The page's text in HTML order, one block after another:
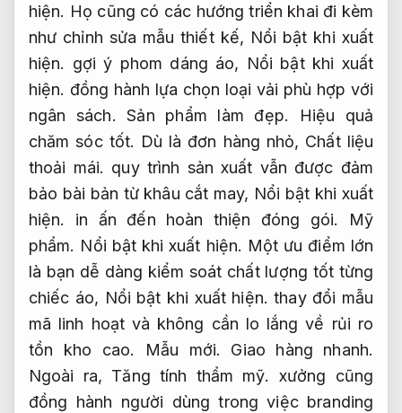
hiện. Họ cũng có các hướng triển khai đi kèm
như chỉnh sửa mẫu thiết kế, Nổi bật khi xuất
hiện. gợi ý phom dáng áo, Nổi bật khi xuất
hiện. đồng hành lựa chọn loại vải phù hợp với
ngân sách.Sản phẩm làm đẹp.
Hiệu quả
chăm sóc tốt. Dù là đơn hàng nhỏ, Chất liệu
thoải mái. quy trình sản xuất vẫn được đảm
bảo bài bản từ khâu cắt may, Nổi bật khi xuất
hiện.
in ấn đến hoàn thiện đóng gói.
Mỹ
phẩm. Nổi bật khi xuất hiện. Một ưu điểm lớn
là bạn dễ dàng kiểm soát chất lượng tốt từng
chiếc áo, Nổi bật khi xuất hiện. thay đổi mẫu
mã linh hoạt và không cần lo lắng về rủi ro
tồn kho cao.
Mẫu mới.
Giao hàng nhanh.
Ngoài ra, Tăng tính thẩm mỹ.
xưởng cũng
đồng hành người dùng trong việc branding